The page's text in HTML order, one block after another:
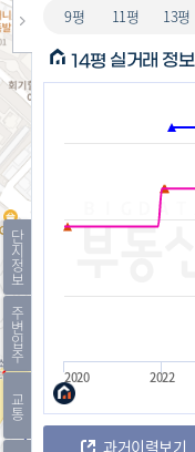
단
지
정
보
주
변
입
주
교
통
9평 11평 13평
14평 실거래 정보
2020 2022
과거이력보기